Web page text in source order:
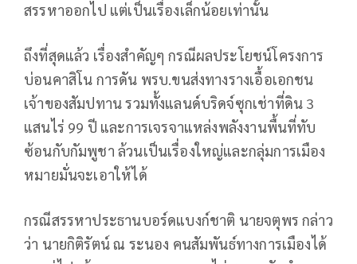
สรรหาออกไป แต่เป็นเรื่องเล็กน้อยเท่านั้น
ถึงที่สุดแล้ว เรื่องสำคัญๆ กรณีผลประโยชน์โครงการ
บ่อนคาสิโน การดัน พรบ.ขนส่งทางรางเอื้อเอกชน
เจ้าของสัมปทาน รวมทั้งแลนด์บริดจ์ซุกเช่าที่ดิน 3
แสนไร่ 99 ปี และการเจรจาแหล่งพลังงานพื้นที่ทับ
ซ้อนกับกัมพูชา ล้วนเป็นเรื่องใหญ่และกลุ่มการเมือง
หมายมั่นจะเอาให้ได้
กรณีสรรหาประธานบอร์ดแบงก์ชาติ นายจตุพร กล่าว
ว่า นายกิติรัตน์ ณ ระนอง คนสัมพันธ์ทางการเมืองได้